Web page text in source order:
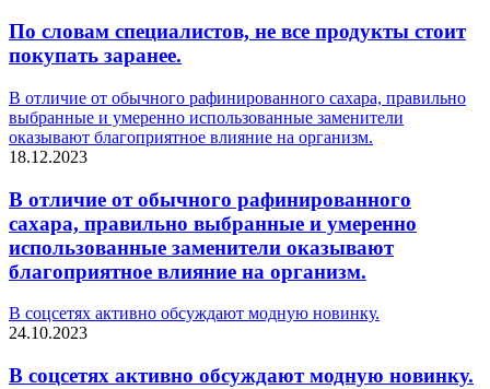
По словам специалистов, не все продукты стоит
покупать заранее.
В отличие от обычного рафинированного сахара, правильно
выбранные и умеренно использованные заменители
оказывают благоприятное влияние на организм.
18.12.2023
В отличие от обычного рафинированного
сахара, правильно выбранные и умеренно
использованные заменители оказывают
благоприятное влияние на организм.
В соцсетях активно обсуждают модную новинку.
24.10.2023
В соцсетях активно обсуждают модную новинку.